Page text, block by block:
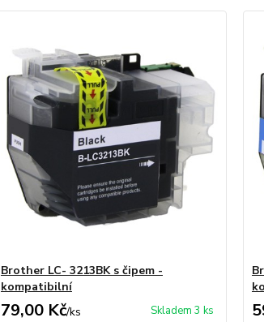
Brother LC- 3213BK s čipem -
kompatibilní
79,00 Kč/ks Skladem 3 ks